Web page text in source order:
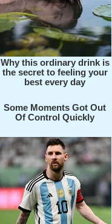
Why this ordinary drink is
the secret to feeling your
best every day
Some Moments Got Out
Of Control Quickly